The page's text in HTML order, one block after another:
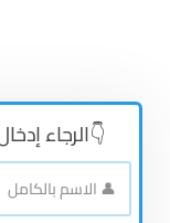
👇الرجاء
👤
الاسم